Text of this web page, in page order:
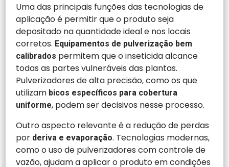
Uma das principais funções das tecnologias de
aplicação é permitir que o produto seja
depositado na quantidade ideal e nos locais
corretos. Equipamentos de pulverização bem
calibrados permitem que o inseticida alcance
todas as partes vulneráveis das plantas.
Pulverizadores de alta precisão, como os que
utilizam bicos específicos para cobertura
uniforme, podem ser decisivos nesse processo.
Outro aspecto relevante é a redução de perdas
por deriva e evaporação. Tecnologias modernas,
como o uso de pulverizadores com controle de
vazão, ajudam a aplicar o produto em condições